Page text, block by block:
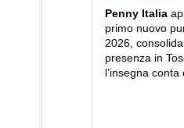
Penny Italia
primo nuovo
2026,
presenza in
l’insegna conta